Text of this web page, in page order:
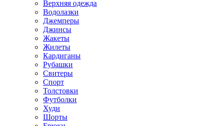
Верхняя одежда
Водолазки
Джемперы
Джинсы
Жакеты
Жилеты
Кардиганы
Рубашки
Свитеры
Спорт
Толстовки
Футболки
Худи
Шорты